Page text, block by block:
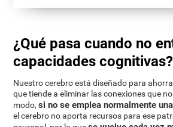
¿Qué pasa cuando no
capacidades cognitivas?
Nuestro cerebro está diseñado para
que tiende a eliminar las conexiones que
modo,si no se emplea normalmente
el cerebro no aporta recursos para ese